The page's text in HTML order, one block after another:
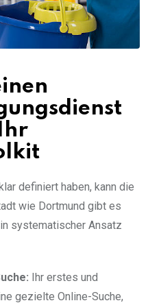
definiert haben, kann die
wie Dortmund gibt es
systematischer Ansatz
Ihr erstes und
gezielte Online-Suche,